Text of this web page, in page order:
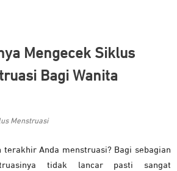
Mengecek Siklus
Bagi Wanita
Menstruasi
terakhir Anda menstruasi? Bagi sebagian
tidak lancar pasti sangat